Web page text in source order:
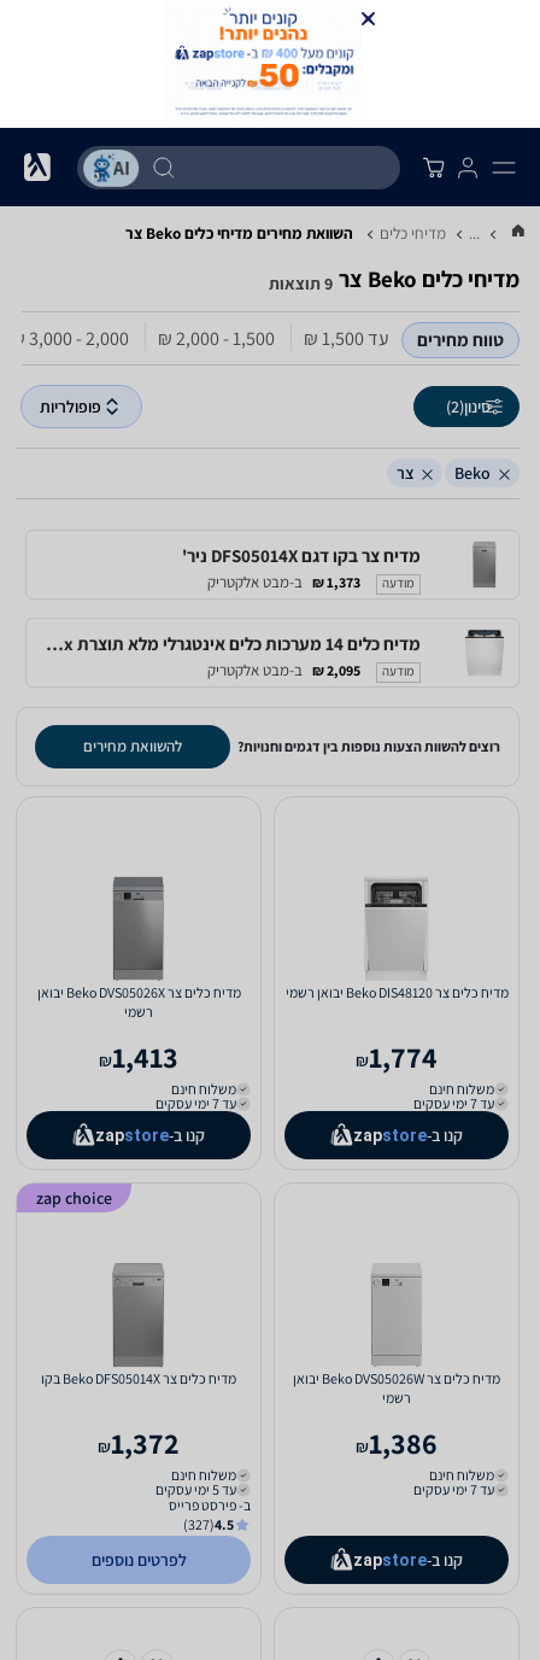
... מדיחי כלים השוואת מחירים מדיחי כלים ‏Beko ‏צר
מדיחי כלים ‏Beko ‏צר 9 תוצאות
טווח מחירים עד 1,500‏ ₪ 1,500 - 2,000‏ ₪
2,000 - 3,000‏ ₪
סינון(2) פופולריות
Beko צר
מדיח צר בקו דגם DFS05014X ניר'
מודעה 1,373 ₪ ב-מבט אלקטריק
מדיח כלים 14 מערכות כלים אינטגרלי מלא תוצרת Electrolux דגם EEG48200L אחריות יבואן .
מודעה 2,095 ₪ ב-מבט אלקטריק
רוצים להשוות הצעות נוספות בין דגמים וחנויות? להשוואת מחירים
מדיח כלים ‏צר Beko DIS48120 יבואן רשמי
1,774
₪
משלוח חינם
עד 7 ימי עסקים
קנו ב- zapstore
מדיח כלים ‏צר Beko DVS05026X יבואן
רשמי
1,413
₪
משלוח חינם
עד 7 ימי עסקים
קנו ב- zapstore
מדיח כלים ‏צר Beko DVS05026W יבואן
רשמי
1,386
₪
משלוח חינם
עד 7 ימי עסקים
קנו ב- zapstore
מדיח כלים ‏צר Beko DFS05014X בקו
1,372
₪
משלוח חינם
עד 5 ימי עסקים
ב- פירסט פרייס
4.5
(327)
לפרטים נוספים
zap choice